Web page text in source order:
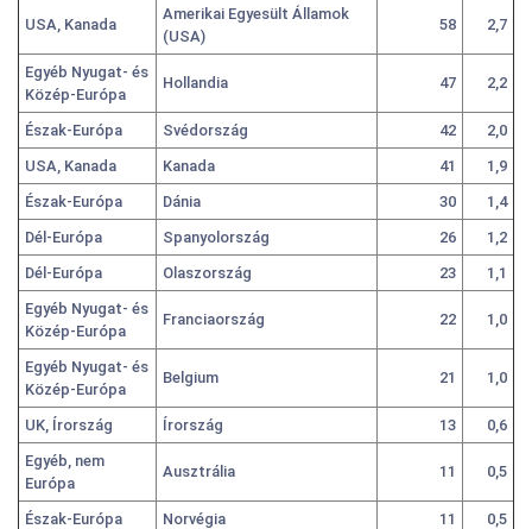
USA, Kanada
Amerikai Egyesült Államok
(USA)
58 2,7
Egyéb Nyugat- és
Közép-Európa
Hollandia 47 2,2
Észak-Európa Svédország 42
2,0
USA, Kanada
Kanada 41
1,9
Észak-Európa
Dánia 30
1,4
Dél-Európa
Spanyolország 26
1,2
Dél-Európa
Olaszország 23
1,1
Egyéb Nyugat- és
Közép-Európa
Franciaország 22 1,0
Egyéb Nyugat- és
Közép-Európa
Belgium 21 1,0
UK, Írország Írország 13
0,6
Egyéb, nem
Európa
Ausztrália 11 0,5
Észak-Európa Norvégia 11
0,5